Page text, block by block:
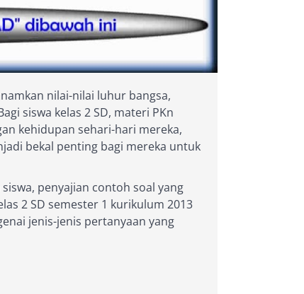
nilai-nilai luhur bangsa,
siswa kelas 2 SD, materi PKn
kehidupan sehari-hari mereka,
bekal penting bagi mereka untuk
penyajian contoh soal yang
2 SD semester 1 kurikulum 2013
jenis-jenis pertanyaan yang